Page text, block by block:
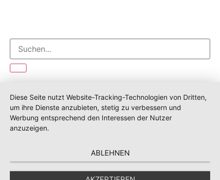
Diese Seite nutzt Website-Tracking-Technologien von Dritten,
um ihre Dienste anzubieten, stetig zu verbessern und
Werbung entsprechend den Interessen der Nutzer
anzuzeigen.
ABLEHNEN